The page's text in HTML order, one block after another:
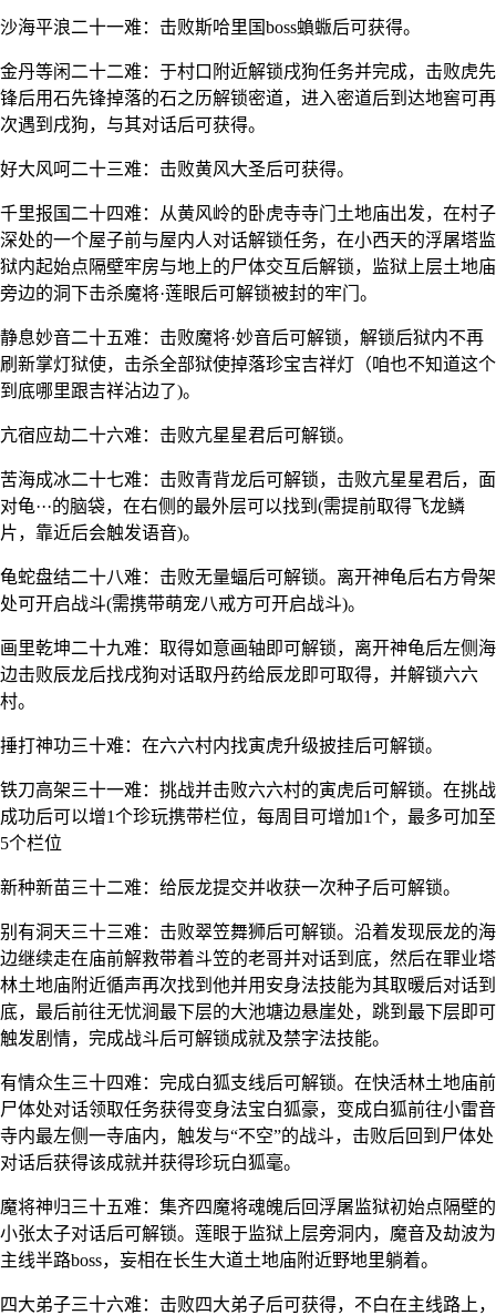
沙海平浪二十一难：击败斯哈里国boss蝜蝂后可获得。
金丹等闲二十二难：于村口附近解锁戌狗任务并完成，击败虎先
锋后用石先锋掉落的石之历解锁密道，进入密道后到达地窖可再
次遇到戌狗，与其对话后可获得。
好大风呵二十三难：击败黄风大圣后可获得。
千里报国二十四难：从黄风岭的卧虎寺寺门土地庙出发，在村子
深处的一个屋子前与屋内人对话解锁任务，在小西天的浮屠塔监
狱内起始点隔壁牢房与地上的尸体交互后解锁，监狱上层土地庙
旁边的洞下击杀魔将·莲眼后可解锁被封的牢门。
静息妙音二十五难：击败魔将·妙音后可解锁，解锁后狱内不再
刷新掌灯狱使，击杀全部狱使掉落珍宝吉祥灯（咱也不知道这个
到底哪里跟吉祥沾边了)。
亢宿应劫二十六难：击败亢星星君后可解锁。
苦海成冰二十七难：击败青背龙后可解锁，击败亢星星君后，面
对龟···的脑袋，在右侧的最外层可以找到(需提前取得飞龙鳞
片，靠近后会触发语音)。
龟蛇盘结二十八难：击败无量蝠后可解锁。离开神龟后右方骨架
处可开启战斗(需携带萌宠八戒方可开启战斗)。
画里乾坤二十九难：取得如意画轴即可解锁，离开神龟后左侧海
边击败辰龙后找戌狗对话取丹药给辰龙即可取得，并解锁六六
村。
捶打神功三十难：在六六村内找寅虎升级披挂后可解锁。
铁刀高架三十一难：挑战并击败六六村的寅虎后可解锁。在挑战
成功后可以增1个珍玩携带栏位，每周目可增加1个，最多可加至
5个栏位
新种新苗三十二难：给辰龙提交并收获一次种子后可解锁。
别有洞天三十三难：击败翠笠舞狮后可解锁。沿着发现辰龙的海
边继续走在庙前解救带着斗笠的老哥并对话到底，然后在罪业塔
林土地庙附近循声再次找到他并用安身法技能为其取暖后对话到
底，最后前往无忧涧最下层的大池塘边悬崖处，跳到最下层即可
触发剧情，完成战斗后可解锁成就及禁字法技能。
有情众生三十四难：完成白狐支线后可解锁。在快活林土地庙前
尸体处对话领取任务获得变身法宝白狐豪，变成白狐前往小雷音
寺内最左侧一寺庙内，触发与“不空”的战斗，击败后回到尸体处
对话后获得该成就并获得珍玩白狐毫。
魔将神归三十五难：集齐四魔将魂魄后回浮屠监狱初始点隔壁的
小张太子对话后可解锁。莲眼于监狱上层旁洞内，魔音及劫波为
主线半路boss，妄相在长生大道土地庙附近野地里躺着。
四大弟子三十六难：击败四大弟子后可获得，不白在主线路上，